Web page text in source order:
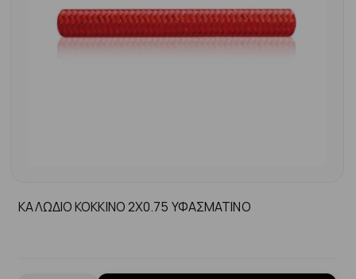
ΚΑΛΩΔΙΟ ΚΟΚΚΙΝΟ 2Χ0.75 ΥΦΑΣΜΑΤΙΝΟ